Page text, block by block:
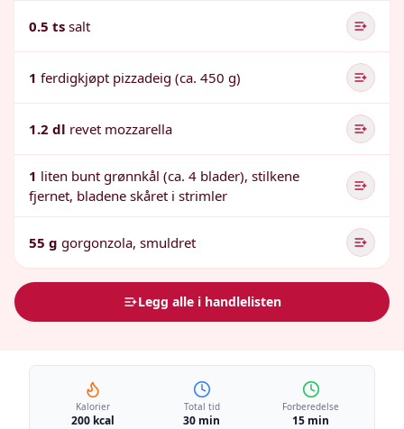
0.5 ts salt
1 ferdigkjøpt pizzadeig (ca. 450 g)
1.2 dl revet mozzarella
1 liten bunt grønnkål (ca. 4 blader), stilkene
fjernet, bladene skåret i strimler
55 g gorgonzola, smuldret
Legg alle i handlelisten
Kalorier
200 kcal
Total tid
30 min
Forberedelse
15 min